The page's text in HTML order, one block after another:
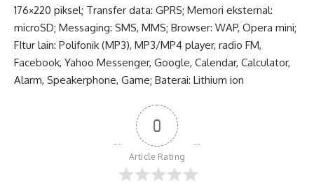
176×220 piksel; Transfer data: GPRS; Memori eksternal:
microSD; Messaging: SMS, MMS; Browser: WAP, Opera mini;
FItur lain: Polifonik (MP3), MP3/MP4 player, radio FM,
Facebook, Yahoo Messenger, Google, Calendar, Calculator,
Alarm, Speakerphone, Game; Baterai: Lithium ion
0
Article Rating